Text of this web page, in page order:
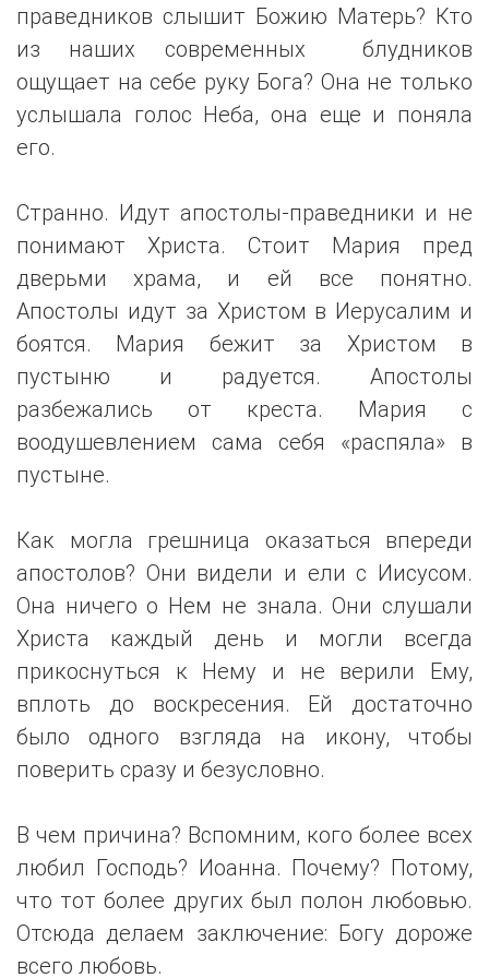
праведников слышит Божию Матерь? Кто
из наших современных блудников
ощущает на себе руку Бога? Она не только
услышала голос Неба, она еще и поняла
его.
Странно. Идут апостолы-праведники и не
понимают Христа. Стоит Мария пред
дверьми храма, и ей все понятно.
Апостолы идут за Христом в Иерусалим и
боятся. Мария бежит за Христом в
пустыню и радуется. Апостолы
разбежались от креста. Мария с
воодушевлением сама себя «распяла» в
пустыне.
Как могла грешница оказаться впереди
апостолов? Они видели и ели с Иисусом.
Она ничего о Нем не знала. Они слушали
Христа каждый день и могли всегда
прикоснуться к Нему и не верили Ему,
вплоть до воскресения. Ей достаточно
было одного взгляда на икону, чтобы
поверить сразу и безусловно.
В чем причина? Вспомним, кого более всех
любил Господь? Иоанна. Почему? Потому,
что тот более других был полон любовью.
Отсюда делаем заключение: Богу дороже
всего любовь.